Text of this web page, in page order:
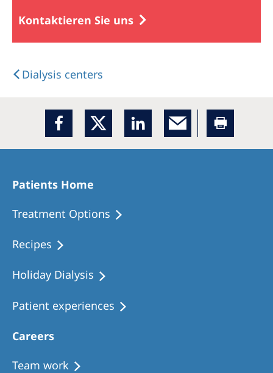
Kontaktieren Sie uns
Dialysis centers
Patients Home
Treatment Options
Recipes
Holiday Dialysis
Patient experiences
Careers
Team work